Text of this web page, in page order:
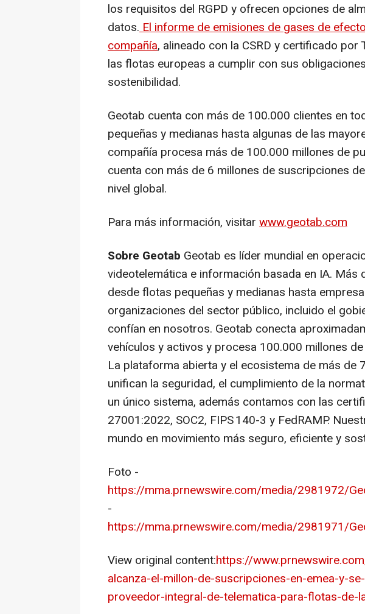
los requisitos del RGPD y ofrecen opciones de
datos.El informe de emisiones de gases de
compañía, alineado con la CSRD y certificado por
las flotas europeas a cumplir con sus
sostenibilidad.
Geotab cuenta con más de 100.000 clientes en
pequeñas y medianas hasta algunas de las
compañía procesa más de 100.000 millones de
cuenta con más de 6 millones de suscripciones
nivel global.
Para más información, visitar www.geotab.com
Sobre Geotab Geotab es líder mundial en
videotelemática e información basada en IA. Más
desde flotas pequeñas y medianas hasta
organizaciones del sector público, incluido el
confían en nosotros. Geotab conecta
vehículos y activos y procesa 100.000 millones
La plataforma abierta y el ecosistema de más de
unifican la seguridad, el cumplimiento de la
un único sistema, además contamos con las
27001:2022, SOC2, FIPS 140-3 y FedRAMP.
mundo en movimiento más seguro, eficiente y
Foto -
https://mma.prnewswire.com/media/2981972/
-
https://mma.prnewswire.com/media/2981971/
View original content:https://
alcanza-el-millon-de-suscripciones-en-emea-y-
proveedor-integral-de-telematica-para-flotas-de-